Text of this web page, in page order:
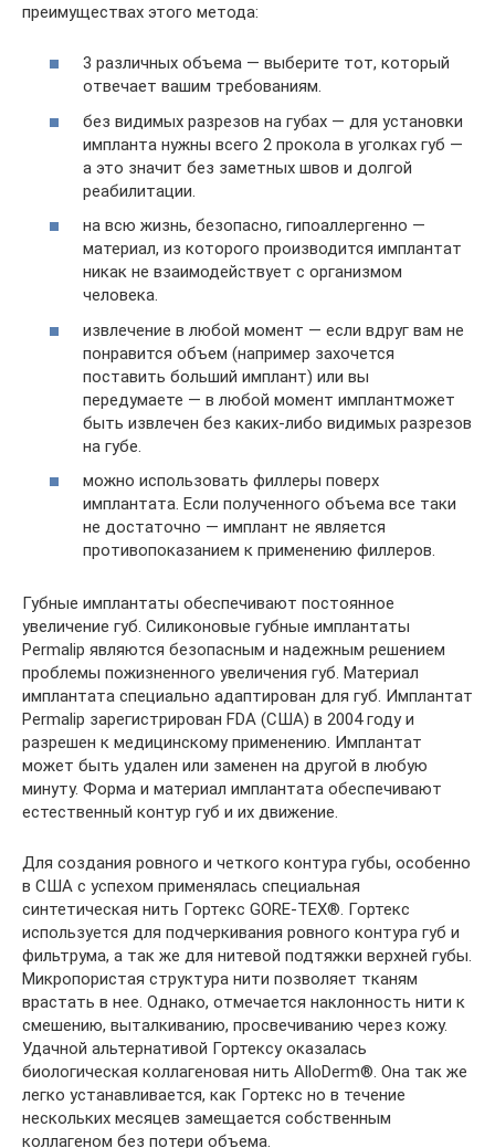
преимуществах этого метода:
3 различных объема — выберите тот, который
отвечает вашим требованиям.
без видимых разрезов на губах — для установки
импланта нужны всего 2 прокола в уголках губ —
а это значит без заметных швов и долгой
реабилитации.
на всю жизнь, безопасно, гипоаллергенно —
материал, из которого производится имплантат
никак не взаимодействует с организмом
человека.
извлечение в любой момент — если вдруг вам не
понравится объем (например захочется
поставить больший имплант) или вы
передумаете — в любой момент имплантможет
быть извлечен без каких-либо видимых разрезов
на губе.
можно использовать филлеры поверх
имплантата. Если полученного объема все таки
не достаточно — имплант не является
противопоказанием к применению филлеров.
Губные имплантаты обеспечивают постоянное
увеличение губ. Силиконовые губные имплантаты
Permalip являются безопасным и надежным решением
проблемы пожизненного увеличения губ. Материал
имплантата специально адаптирован для губ. Имплантат
Permalip зарегистрирован FDA (США) в 2004 году и
разрешен к медицинскому применению. Имплантат
может быть удален или заменен на другой в любую
минуту. Форма и материал имплантата обеспечивают
естественный контур губ и их движение.
Для создания ровного и четкого контура губы, особенно
в США с успехом применялась специальная
синтетическая нить Гортекс GORE-TEX®. Гортекс
используется для подчеркивания ровного контура губ и
фильтрума, а так же для нитевой подтяжки верхней губы.
Микропористая структура нити позволяет тканям
врастать в нее. Однако, отмечается наклонность нити к
смешению, выталкиванию, просвечиванию через кожу.
Удачной альтернативой Гортексу оказалась
биологическая коллагеновая нить AlloDerm®. Она так же
легко устанавливается, как Гортекс но в течение
нескольких месяцев замещается собственным
коллагеном без потери объема.